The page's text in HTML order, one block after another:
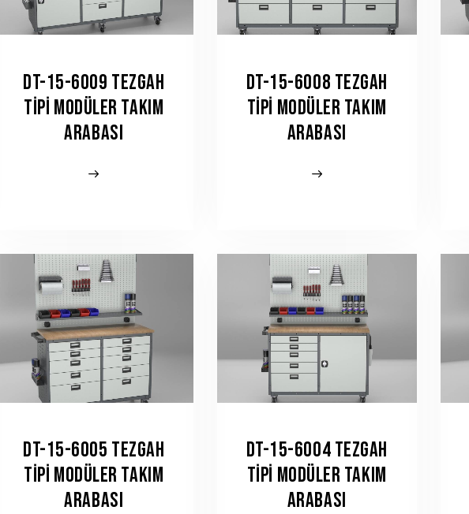
DT-15-6009 TEZGAH
TIPI MODÜLER TAKIM
ARABASI
DT-15-6008 TEZGAH
TIPI MODÜLER TAKIM
ARABASI
DT-15-6005 TEZGAH
TIPI MODÜLER TAKIM
ARABASI
DT-15-6004 TEZGAH
TIPI MODÜLER TAKIM
ARABASI